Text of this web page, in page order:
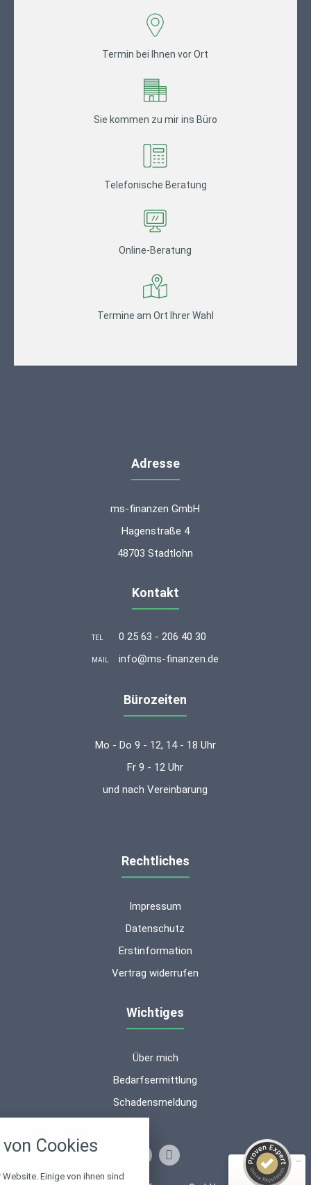
Termin bei Ihnen vor Ort
Sie kommen zu mir ins Büro
Telefonische Beratung
Online-Beratung
Termine am Ort Ihrer Wahl
Adresse
ms-finanzen GmbH
Hagenstraße 4
48703 Stadtlohn
Kontakt
TEL 0 25 63 - 206 40 30
MAIL info@ms-finanzen.de
Bürozeiten
Mo - Do 9 - 12, 14 - 18 Uhr
Fr 9 - 12 Uhr
und nach Vereinbarung
Rechtliches
Impressum
Datenschutz
Erstinformation
Vertrag widerrufen
Wichtiges
Über mich
Bedarfsermittlung
Schadensmeldung
Cookies
Einige von ihnen sind
alle verwendeten Cookies und
zu blockieren.
ms-finanzen GmbH
SEHR GUT
53